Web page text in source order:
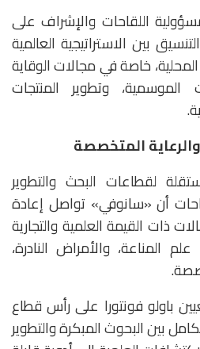
اللقاحات والإشراف على
بين الاستراتيجية العالمية
خاصة في مجالات الوقاية
الموسمية، وتطوير المنتجات
والرعاية المتخصصة
لقطاعات البحث والتطوير
أن «سانوفي» تواصل إعادة
ذات القيمة العلمية والتجارية
المناعة، والأمراض النادرة،
باولو فونتورا على رأس قطاع
بين البحوث المبكرة والتطوير